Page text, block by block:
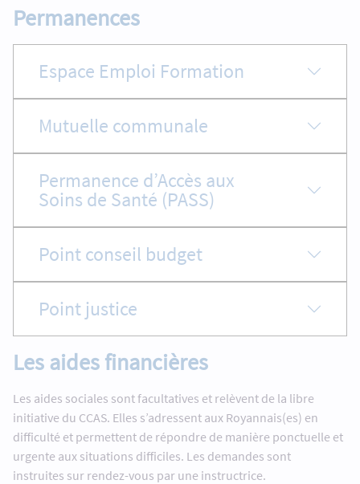
Permanences
Espace Emploi Formation
Mutuelle communale
Permanence d’Accès aux
Soins de Santé (PASS)
Point conseil budget
Point justice
Les aides financières
Les aides sociales sont facultatives et relèvent de la libre
initiative du CCAS. Elles s’adressent aux Royannais(es) en
difficulté et permettent de répondre de manière ponctuelle et
urgente aux situations difficiles. Les demandes sont
instruites sur rendez-vous par une instructrice.